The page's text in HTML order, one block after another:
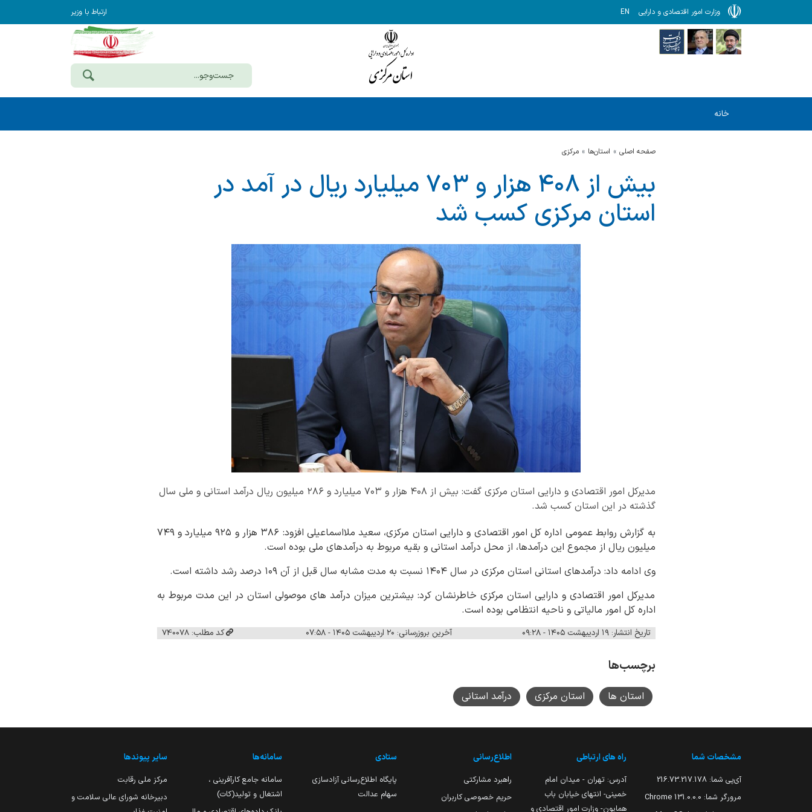
وزارت امور اقتصادی و دارایی EN ارتباط با وزیر
خانه
صفحه اصلی استان‌ها مركزي
بیش از ۴۰۸ هزار و ۷۰۳ میلیارد ریال در آمد در
استان مرکزی کسب شد
مدیرکل امور اقتصادی و دارایی استان مرکزی گفت: بیش از ۴۰۸ هزار و ۷۰۳ میلیارد و ۲۸۶ میلیون ریال درآمد استانی و ملی سال
گذشته در این استان کسب شد.
به گزارش روابط عمومی اداره کل امور اقتصادی و دارایی استان مرکزی، سعید ملااسماعیلی افزود: ۳۸۶ هزار و ۹۲۵ میلیارد و ۷۴۹
میلیون ریال از مجموع این درآمدها، از محل درآمد استانی و بقیه مربوط به درآمدهای ملی بوده است.
وی ادامه داد: درآمدهای استانی استان مرکزی در سال ۱۴۰۴ نسبت به مدت مشابه سال قبل از آن ۱۰۹ درصد رشد داشته است.
مدیرکل امور اقتصادی و دارایی استان مرکزی خاطرنشان کرد: بیشترین میزان درآمد های موصولی استان در این مدت مربوط به
اداره کل امور مالیاتی و ناحیه انتظامی بوده است.
تاریخ انتشار: ۱۹ اردیبهشت ۱۴۰۵ - ۰۹:۲۸ آخرین بروزرسانی: ۲۰ اردیبهشت ۱۴۰۵ - ۰۷:۵۸ کد مطلب: 740078
برچسب‌ها
استان ها استان مرکزی درآمد استانی
مشخصات شما
آی‌پی شما: 216.73.217.178
مرورگر شما: 131.0.0.0 Chrome
راه های ارتباطی
آدرس: تهران - میدان امام
خمینی- انتهای خیابان باب
همایون- وزارت امور اقتصادی و
اطلاع‌رسانی
راهبرد مشارکتی
حریم خصوصی کاربران
ستادی
پایگاه اطلاع‌رسانی آزادسازی
سهام عدالت
سامانه‌ها
سامانه جامع کارآفرینی ،
اشتغال و تولید(کات)
سایر پیوندها
مرکز ملی رقابت
دبیرخانه شورای عالی سلامت و